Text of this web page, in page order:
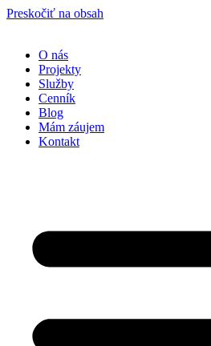
Preskočiť na obsah
O nás
Projekty
Služby
Cenník
Blog
Mám záujem
Kontakt